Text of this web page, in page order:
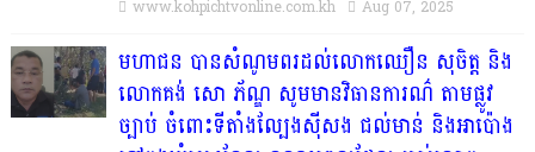
www.kohpichtvonline.com.kh Aug 07, 2025
មហាជន បានសំណូមពរដល់លោកឈឿន សុចិត្ត និង
លោកគង់ សោ ភ័ណ្ឌ សូមមានវិធានការណ៌ តាមផ្លូវ
ច្បាប់ ចំពោះទីតាំងល្បែងស៊ីសង ជល់មាន់ និងអាប៉ោង